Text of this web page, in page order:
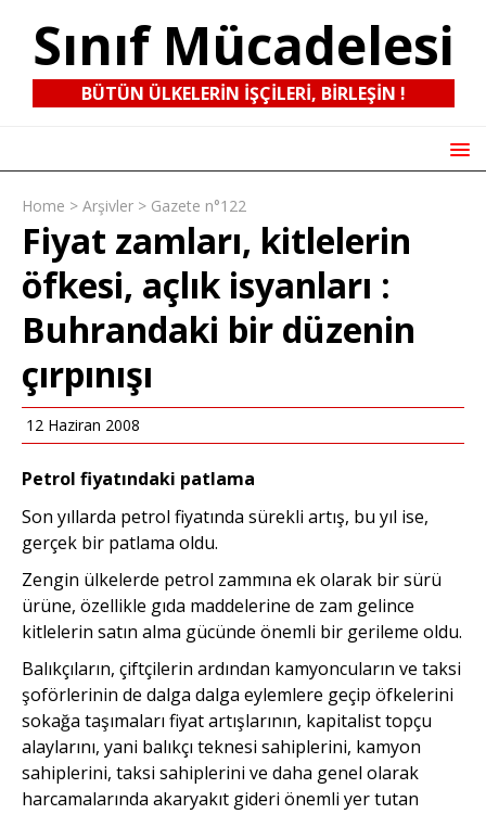
Sınıf Mücadelesi
BÜTÜN ÜLKELERIN IŞÇILERI, BIRLEŞIN !
Home > Arşivler > Gazete n°122
Fiyat zamları, kitlelerin
öfkesi, açlık isyanları :
Buhrandaki bir düzenin
çırpınışı
12 Haziran 2008
Petrol fiyatındaki patlama
Son yıllarda petrol fiyatında sürekli artış, bu yıl ise,
gerçek bir patlama oldu.
Zengin ülkelerde petrol zammına ek olarak bir sürü
ürüne, özellikle gıda maddelerine de zam gelince
kitlelerin satın alma gücünde önemli bir gerileme oldu.
Balıkçıların, çiftçilerin ardından kamyoncuların ve taksi
şoförlerinin de dalga dalga eylemlere geçip öfkelerini
sokağa taşımaları fiyat artışlarının, kapitalist topçu
alaylarını, yani balıkçı teknesi sahiplerini, kamyon
sahiplerini, taksi sahiplerini ve daha genel olarak
harcamalarında akaryakıt gideri önemli yer tutan